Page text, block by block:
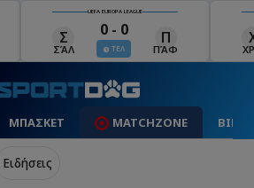
UEFA EUROPA LEAGUE
Χ
ΧΡΆ
0 - 1
ΤΕΛ
ΜΠΑΣΚΕΤ MATCHZONE
Ειδήσεις